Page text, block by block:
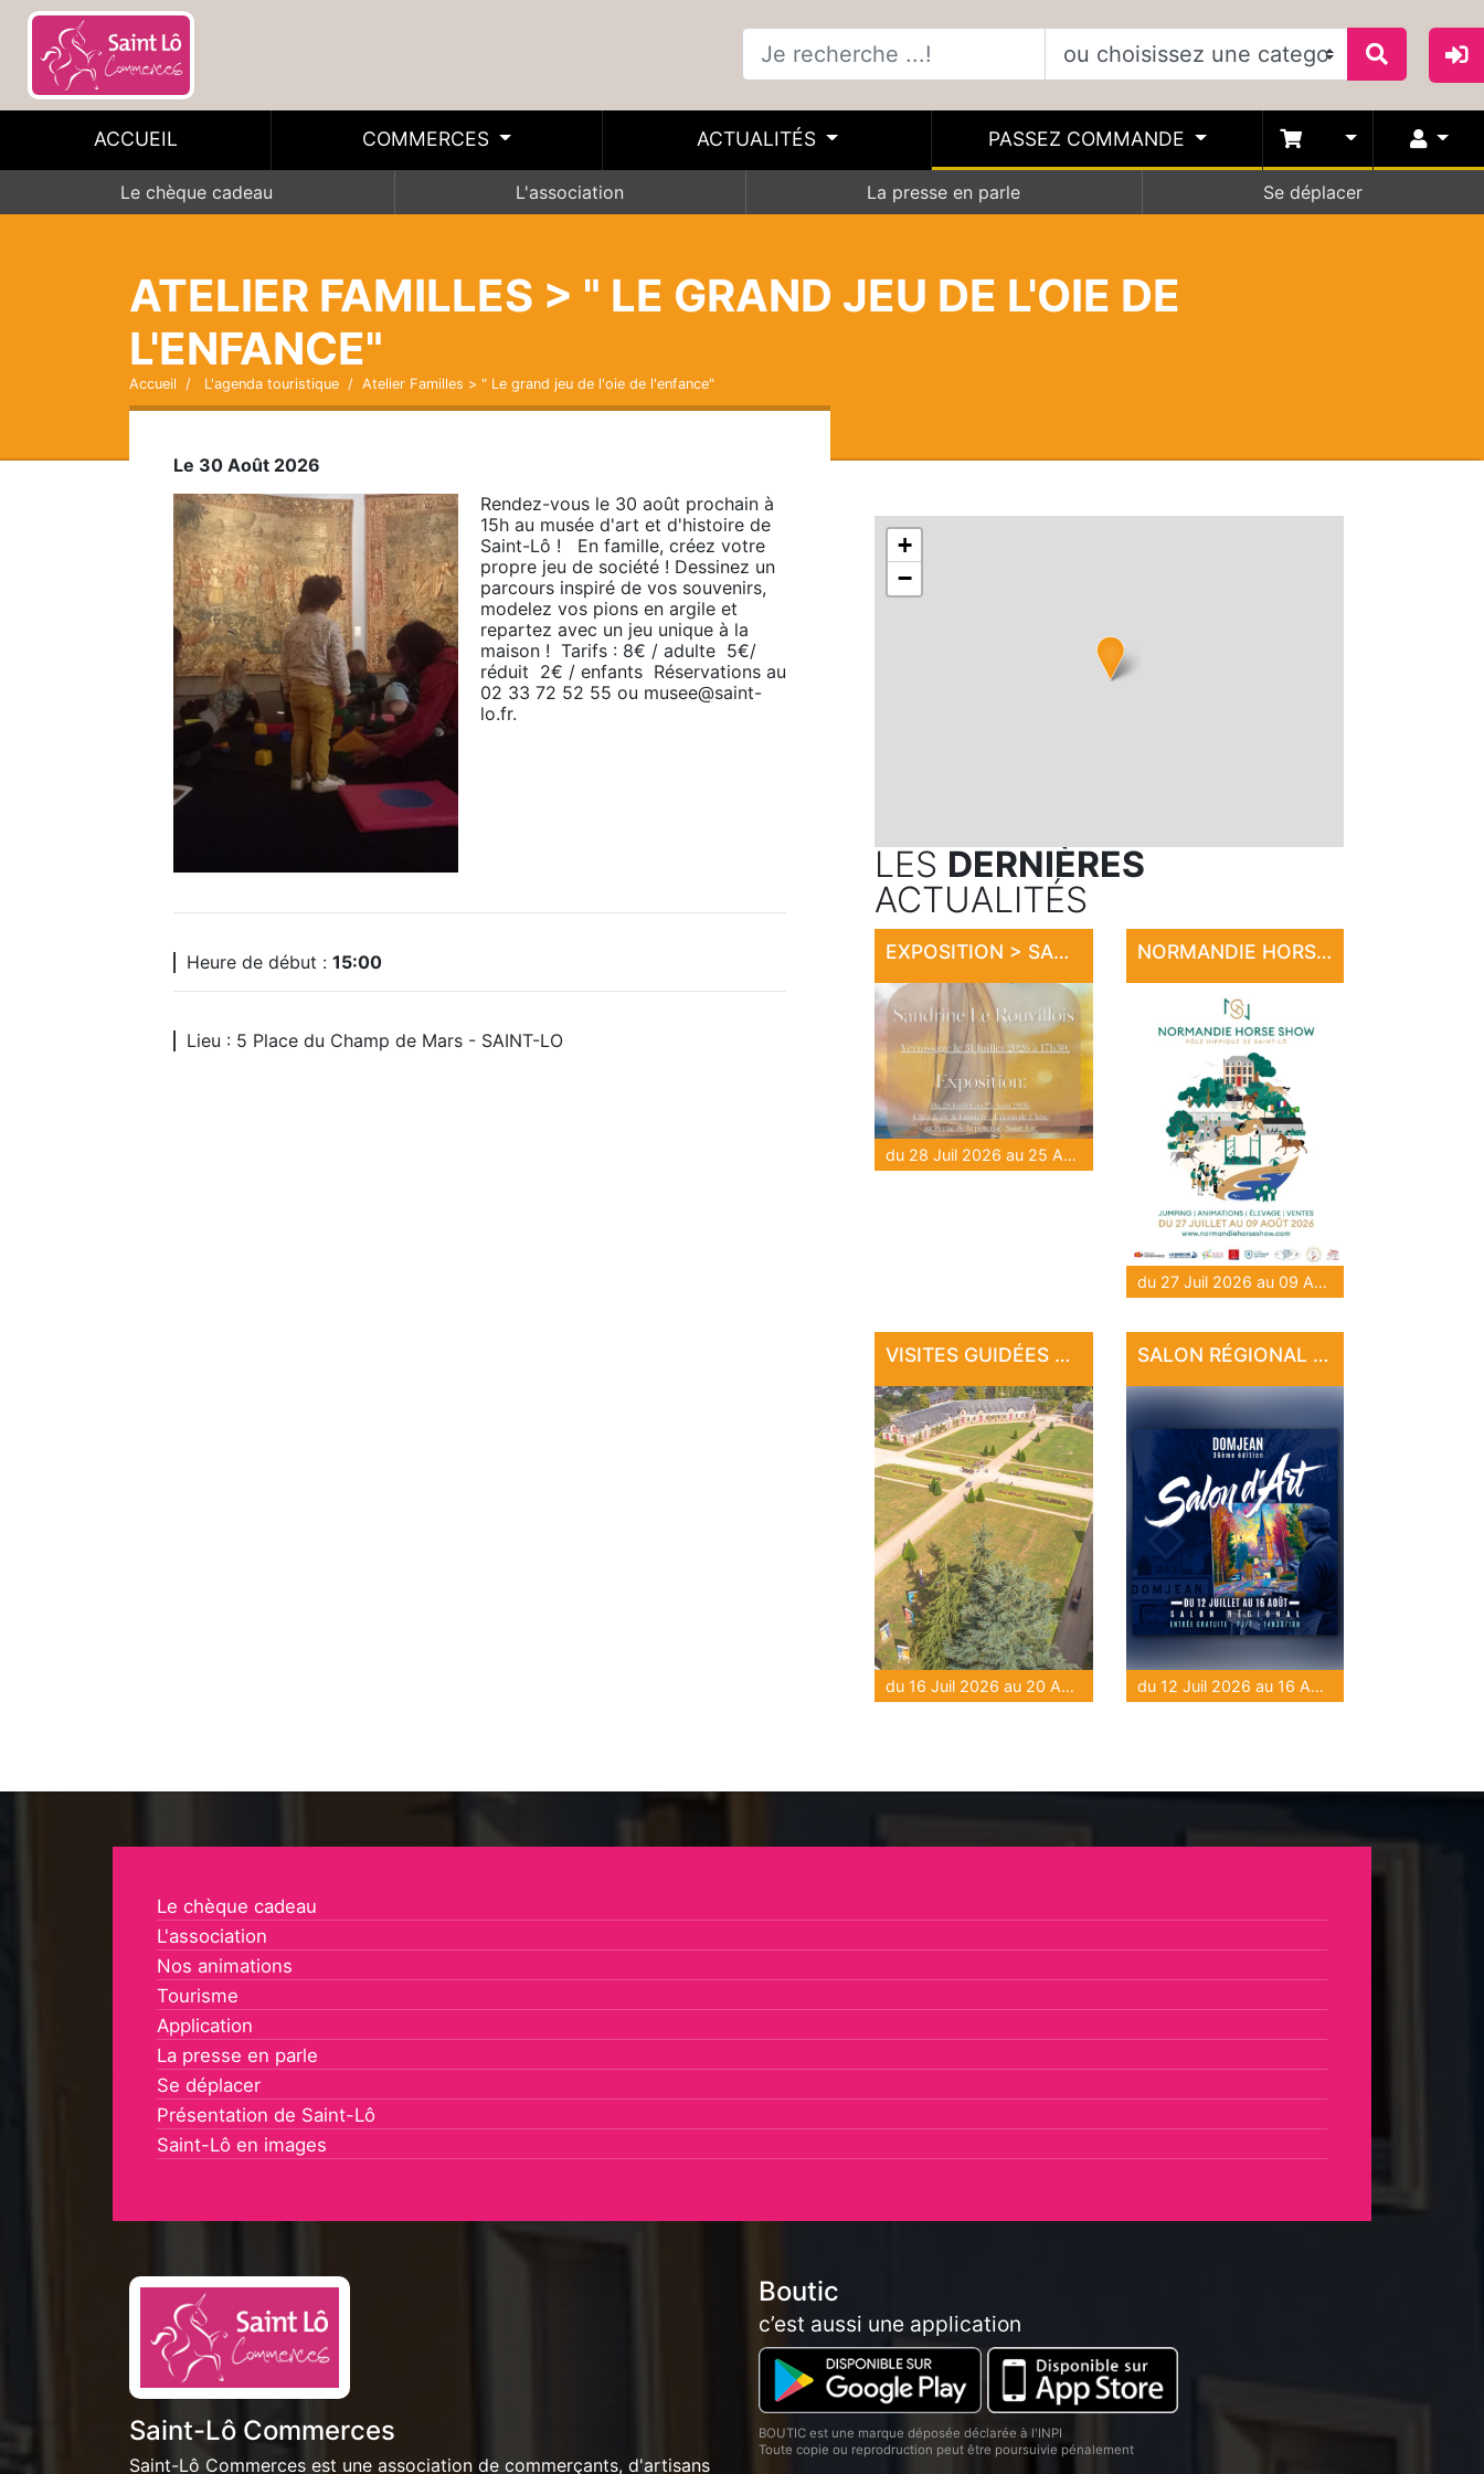
ACCUEIL COMMERCES ACTUALITÉS PASSEZ COMMANDE
Le chèque cadeau L'association La presse en parle Se déplacer
ATELIER FAMILLES > " LE GRAND JEU DE L'OIE DE
L'ENFANCE"
Accueil L'agenda touristique Atelier Familles > " Le grand jeu de l'oie de l'enfance"
Le 30 Août 2026
Rendez-vous le 30 août prochain à
15h au musée d'art et d'histoire de
Saint-Lô !   En famille, créez votre
propre jeu de société ! Dessinez un
parcours inspiré de vos souvenirs,
modelez vos pions en argile et
repartez avec un jeu unique à la
maison !  Tarifs : 8€ / adulte  5€/
réduit  2€ / enfants  Réservations au
02 33 72 52 55 ou musee@saint-
lo.fr.
Heure de début : 15:00
Lieu : 5 Place du Champ de Mars - SAINT-LO
+
−
LES DERNIÈRES
ACTUALITÉS
EXPOSITION > SANDRINE LE ROUVILLOIS
du 28 Juil 2026 au 25 Août 2026
NORMANDIE HORSE SHOW 2026
du 27 Juil 2026 au 09 Août 2026
VISITES GUIDÉES AU HARAS NATIONAL
du 16 Juil 2026 au 20 Août 2026
SALON RÉGIONAL D'ART DE DOMJEAN
du 12 Juil 2026 au 16 Août 2026
Le chèque cadeau
L'association
Nos animations
Tourisme
Application
La presse en parle
Se déplacer
Présentation de Saint-Lô
Saint-Lô en images
Saint-Lô Commerces
Saint-Lô Commerces est une association de commerçants, d'artisans
Boutic
c’est aussi une application
BOUTIC est une marque déposée déclarée à l'INPI
Toute copie ou reprodruction peut être poursuivie pénalement